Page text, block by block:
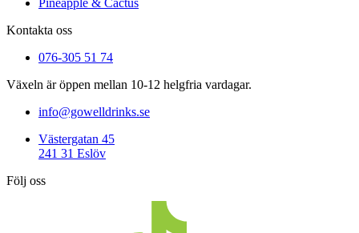
Pineapple & Cactus
Kontakta oss
076-305 51 74
Växeln är öppen mellan 10-12 helgfria vardagar.
info@gowelldrinks.se
Västergatan 45
241 31 Eslöv
Följ oss